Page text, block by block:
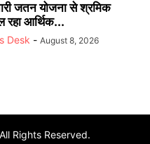
जतन योजना से श्रमिक
रहा आर्थिक...
Desk - August 8, 2026
Rights Reserved.